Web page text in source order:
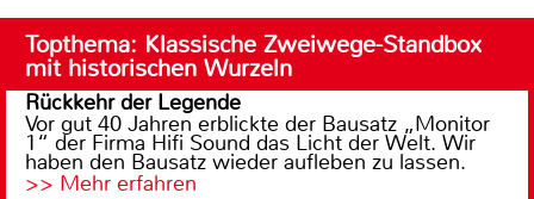
Topthema: Klassische Zweiwege-Standbox
mit historischen Wurzeln
Rückkehr der Legende
Vor gut 40 Jahren erblickte der Bausatz „Monitor
1“ der Firma Hifi Sound das Licht der Welt. Wir
haben den Bausatz wieder aufleben zu lassen.
>> Mehr erfahren